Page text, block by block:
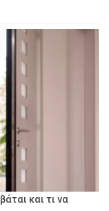
και τι να